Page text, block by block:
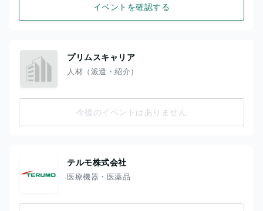
イベントを確認する
プリムスキャリア
人材（派遣・紹介）
今後のイベントはありません
テルモ株式会社
医療機器・医薬品